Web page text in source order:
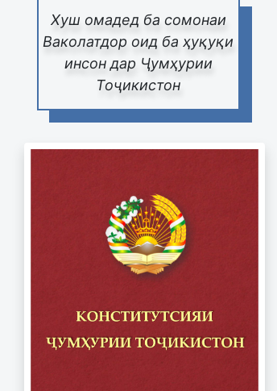
Хуш омадед ба сомонаи
Ваколатдор оид ба ҳуқуқи
инсон дар Ҷумҳурии
Тоҷикистон